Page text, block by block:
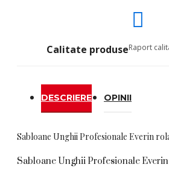
Calitate produseRaport
DESCRIERE OPINII
Sabloane Unghii Profesionale Everin
Sabloane Unghii Profesionale